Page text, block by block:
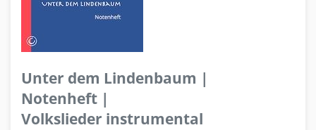
Unter dem Lindenbaum |
Notenheft |
Volkslieder instrumental